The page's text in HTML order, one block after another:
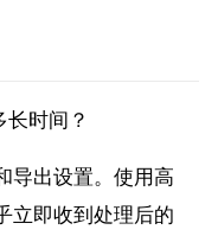
长时间？
导出设置。使用高
立即收到处理后的